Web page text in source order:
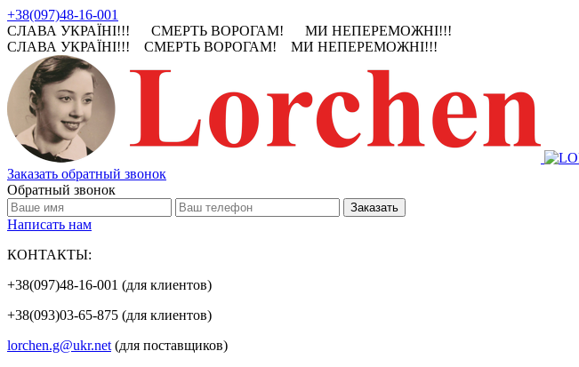
+38(097)48-16-001
СЛАВА УКРАЇНІ!!! СМЕРТЬ ВОРОГАМ! МИ НЕПЕРЕМОЖНІ!!!
СЛАВА УКРАЇНІ!!! СМЕРТЬ ВОРОГАМ! МИ НЕПЕРЕМОЖНІ!!!
Заказать обратный звонок
Обратный звонок
Написать нам
КОНТАКТЫ:
+38(097)48-16-001 (для клиентов)
+38(093)03-65-875 (для клиентов)
lorchen.g@ukr.net (для поставщиков)